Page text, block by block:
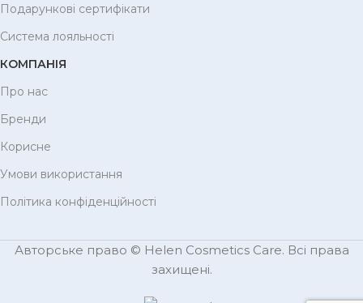
Подарункові сертифікати
Система лояльності
КОМПАНІЯ
Про нас
Бренди
Корисне
Умови використання
Політика конфіденційності
Авторське право © Helen Cosmetics Care. Всі права
захищені.